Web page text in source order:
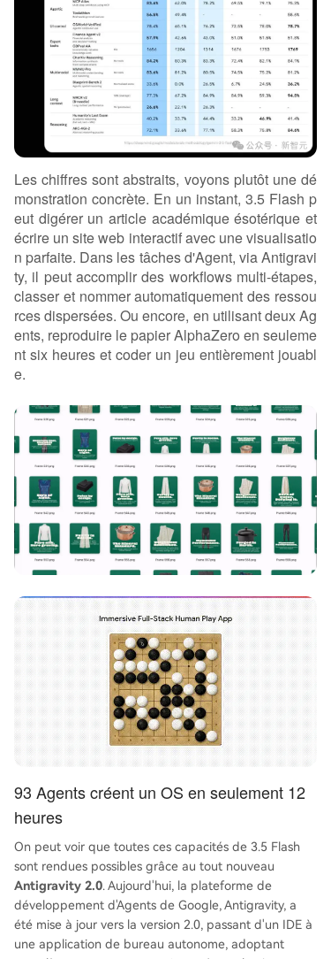
Les chiffres sont abstraits, voyons plutôt une dé
monstration concrète. En un instant, 3.5 Flash p
eut digérer un article académique ésotérique et
écrire un site web interactif avec une visualisatio
n parfaite. Dans les tâches d'Agent, via Antigravi
ty, il peut accomplir des workflows multi-étapes,
classer et nommer automatiquement des ressou
rces dispersées. Ou encore, en utilisant deux Ag
ents, reproduire le papier AlphaZero en seuleme
nt six heures et coder un jeu entièrement jouabl
e.
93 Agents créent un OS en seulement 12
heures
On peut voir que toutes ces capacités de 3.5 Flash
sont rendues possibles grâce au tout nouveau
Antigravity 2.0. Aujourd'hui, la plateforme de
développement d'Agents de Google, Antigravity, a
été mise à jour vers la version 2.0, passant d'un IDE à
une application de bureau autonome, adoptant